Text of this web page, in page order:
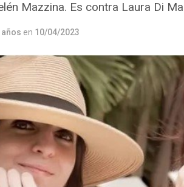
Mazzina. Es contra Laura Di
años en 10/04/2023